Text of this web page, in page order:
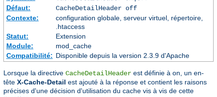
Défaut:
CacheDetailHeader off
Contexte:
configuration globale, serveur virtuel, répertoire,
.htaccess
Statut:
Extension
Module:
mod_cache
Compatibilité: Disponible depuis la version 2.3.9 d'Apache
Lorsque la directive CacheDetailHeader est définie à on, un en-
tête X-Cache-Detail est ajouté à la réponse et contient les raisons
précises d'une décision d'utilisation du cache vis à vis de cette